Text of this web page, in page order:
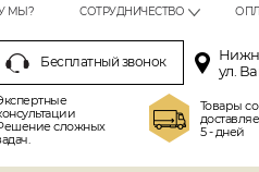
МЫ? СОТРУДНИЧЕСТВО
Бесплатный звонок
ул.
сложных
Товары
5 - дней